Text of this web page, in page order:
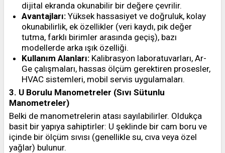
dijital ekranda okunabilir bir değere çevrilir.
Avantajları: Yüksek hassasiyet ve doğruluk, kolay
okunabilirlik, ek özellikler (veri kaydı, pik değer
tutma, farklı birimler arasında geçiş), bazı
modellerde arka ışık özelliği.
Kullanım Alanları: Kalibrasyon laboratuvarları, Ar-
Ge çalışmaları, hassas ölçüm gerektiren prosesler,
HVAC sistemleri, mobil servis uygulamaları.
3. U Borulu Manometreler (Sıvı Sütunlu
Manometreler)
Belki de manometrelerin atası sayılabilirler. Oldukça
basit bir yapıya sahiptirler: U şeklinde bir cam boru ve
içinde bir ölçüm sıvısı (genellikle su, cıva veya özel
yağlar) bulunur.